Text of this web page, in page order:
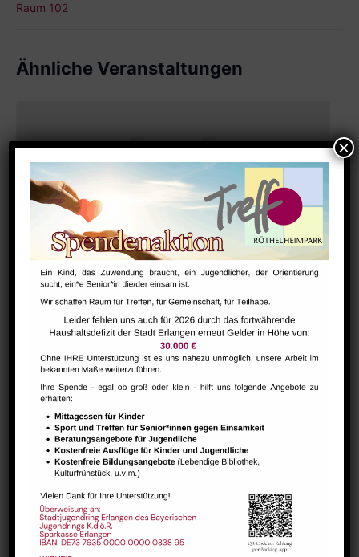
Raum 102
Ähnliche Veranstaltungen
Hausaufgabenbetreuung (nicht während der Ferien)
August 7 @ 13:30 - 15:00